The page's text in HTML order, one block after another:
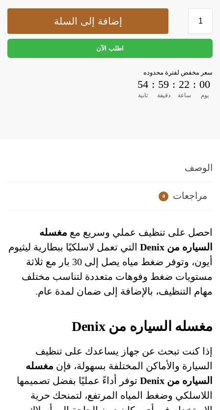
إضافة إلى السلة
اطلب الآن
سعر مخفض لفترة محدوده
00
يوم
:
22
ساعة
:
59
دقيقة
:
53
ثانية
الوصف
مراجعات 0
احصل على تنظيف عملي وسريع مع مغسله
السياره من Denix
التي تعمل لاسلكيًا ببطارية ليثيوم
أيون، وتوفر ضغط مياه يصل إلى 30 بار مع ثلاثة
مستويات ضغط وفوهات متعددة لتناسب مختلف
مهام التنظيف، بالإضافة إلى ضمان لمدة عام.
مغسله السياره من Denix
إذا كنت تبحث عن جهاز يساعدك على تنظيف
السيارة والأماكن المختلفة بسهولة، فإن مغسله
السياره من Denix
توفر أداءً عمليًا بفضل تصميمها
اللاسلكي وضغط المياه المرتفع، لتمنحك حرية